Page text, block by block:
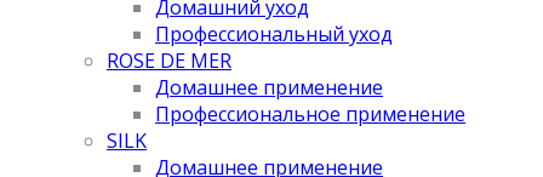
Домашний уход
Профессиональный уход
ROSE DE MER
Домашнее применение
Профессиональное применение
SILK
Домашнее применение